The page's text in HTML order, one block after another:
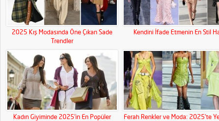
2025 Kış Modasında Öne Çıkan Sade
Trendler
Kendini İfade Etmenin En Stil
Kadın Giyiminde 2025’in En Popüler
Ferah Renkler ve Moda: 2025’te